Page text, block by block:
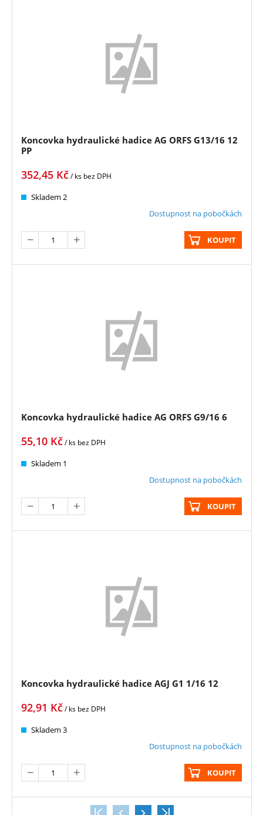
Koncovka hydraulické hadice AG ORFS G13/16 12
PP
352,45 Kč/ ks bez DPH
Skladem 2
Dostupnost na pobočkách
KOUPIT
Koncovka hydraulické hadice AG ORFS G9/16 6
55,10 Kč/ ks bez DPH
Skladem 1
Dostupnost na pobočkách
KOUPIT
Koncovka hydraulické hadice AGJ G1 1/16 12
92,91 Kč/ ks bez DPH
Skladem 3
Dostupnost na pobočkách
KOUPIT